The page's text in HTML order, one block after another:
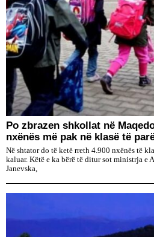
Po zbrazen shkollat në
nxënës më pak në klasë të
Në shtator do të ketë rreth 4.900 nxënës të
kaluar. Këtë e ka bërë të ditur sot ministrja e
Janevska,